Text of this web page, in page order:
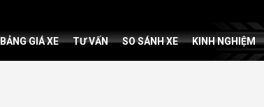
BẢNG GIÁ XE TƯ VẤN SO SÁNH XE KINH NGHIỆM